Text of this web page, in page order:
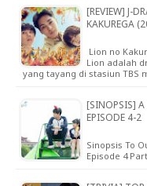
[REVIEW] J-
KAKUREGA
Lion no
Lion adalah
yang tayang di stasiun TBS
[SINOPSIS] A
EPISODE 4-2
Sinopsis To
Episode 4